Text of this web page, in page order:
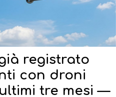
registrato
con droni
tre mesi —